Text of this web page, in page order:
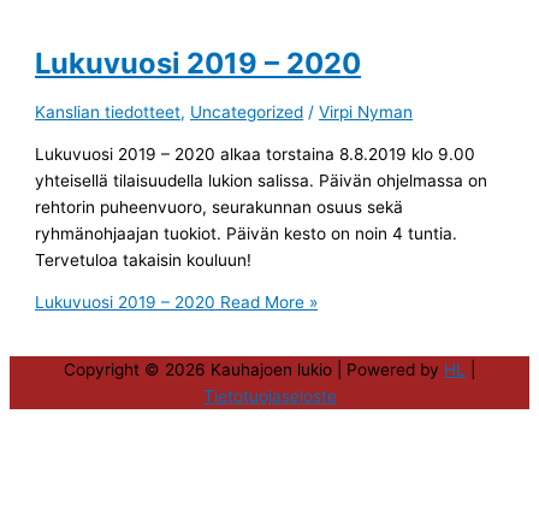
Lukuvuosi 2019 – 2020
Kanslian tiedotteet, Uncategorized /Virpi Nyman
Lukuvuosi 2019 – 2020 alkaa torstaina 8.8.2019 klo 9.00
yhteisellä tilaisuudella lukion salissa. Päivän ohjelmassa on
rehtorin puheenvuoro, seurakunnan osuus sekä
ryhmänohjaajan tuokiot. Päivän kesto on noin 4 tuntia.
Tervetuloa takaisin kouluun!
Lukuvuosi 2019 – 2020 Read More »
Copyright © 2026 Kauhajoen lukio | Powered by HL
Tietotuojaseloste